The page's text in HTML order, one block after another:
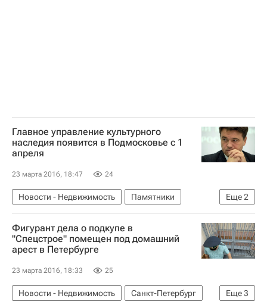
Главное управление культурного
наследия появится в Подмосковье с 1
апреля
23 марта 2016, 18:47 24
Еще2
Новости - Недвижимость
Памятники
Московская область (Подмосковье)
Россия
Фигурант дела о подкупе в
"Спецстрое" помещен под домашний
арест в Петербурге
23 марта 2016, 18:33 25
Еще3
Новости - Недвижимость
Санкт-Петербург